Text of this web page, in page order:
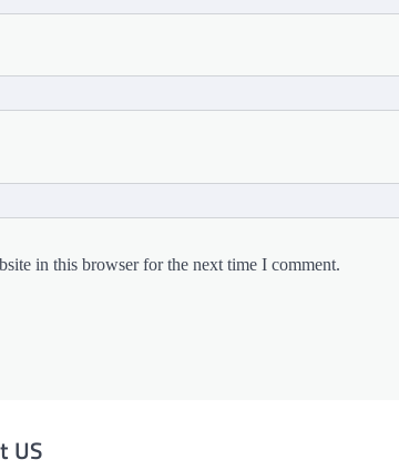
in this browser for the next time I comment.
US